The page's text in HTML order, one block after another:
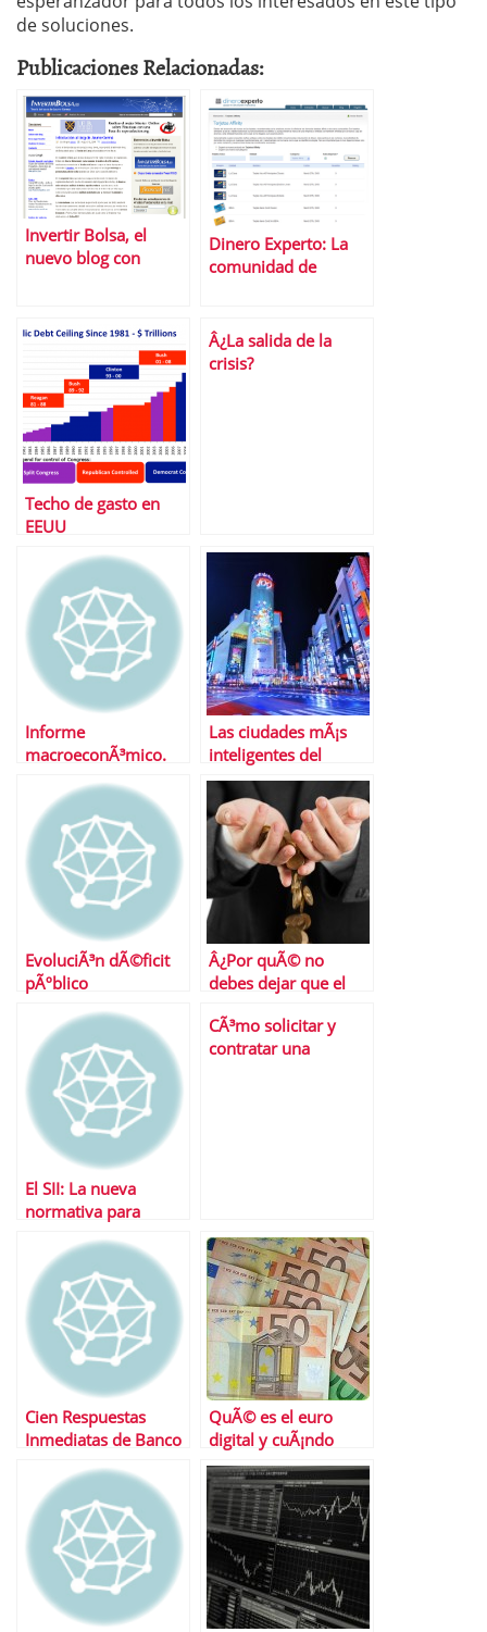
de soluciones.
Publicaciones Relacionadas:
Invertir Bolsa, el
nuevo blog con
Dinero Experto: La
comunidad de
y ahorro
Techo de gasto en
EEUU
Â¿La salida de la
crisis?
Informe
macroeconÃ³mico.
febrero de 2014
Las ciudades mÃ¡s
inteligentes del
mundo
EvoluciÃ³n dÃ©ficit
pÃºblico
Â¿Por quÃ© no
debes dejar que el
ahorros?
El SII: La nueva
normativa para
IVA en tiempo real
CÃ³mo solicitar y
contratar una
Cien Respuestas
Inmediatas de Banco
QuÃ© es el euro
digital y cuÃ¡ndo
entrarÃ¡ en
funcionamiento